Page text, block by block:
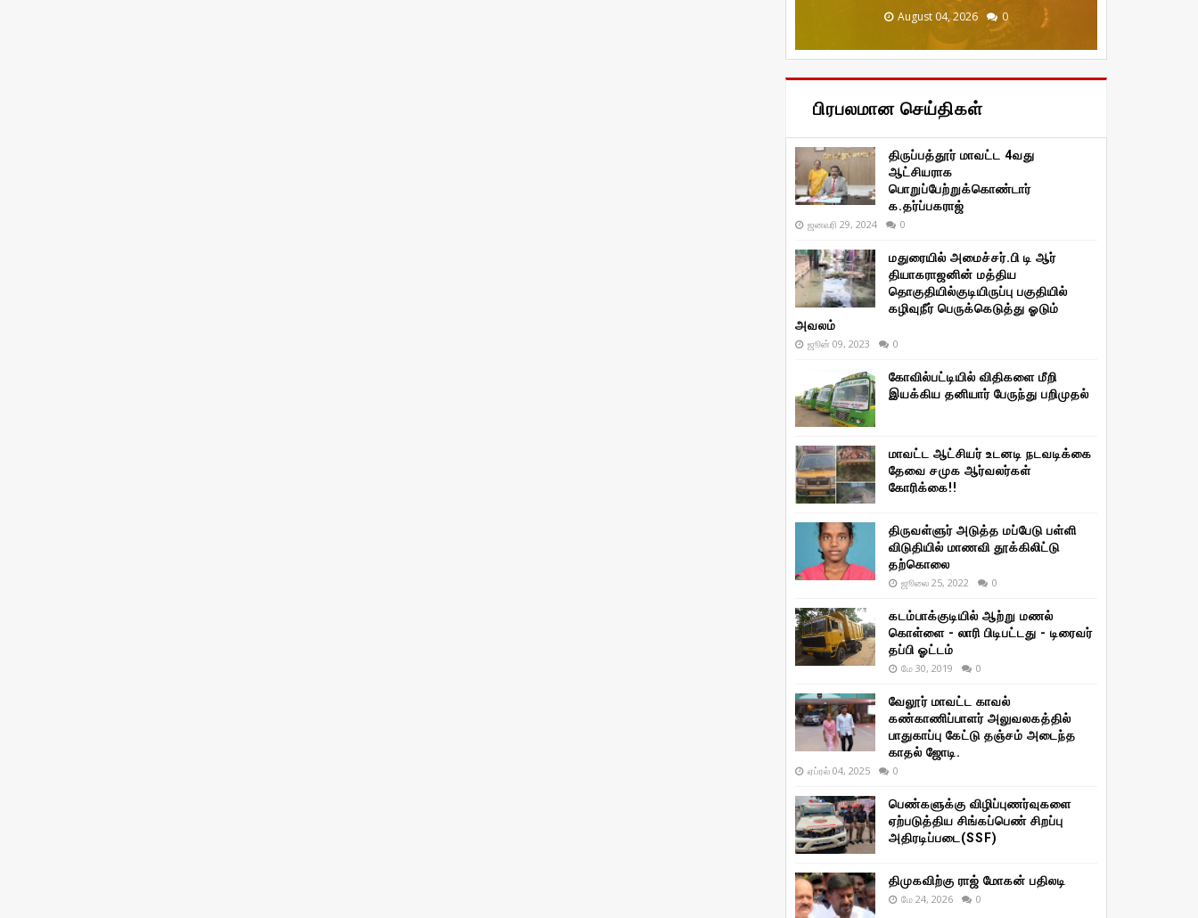
August 04, 2026 0
August 04, 2026 0
January 29, 2026 0
January 29, 2026 0
December 20, 2025
பிரபலமான செய்திகள்
திருப்பத்தூர் மாவட்ட 4வது
ஆட்சியராக
பொறுப்பேற்றுக்கொண்டார்
க.தர்ப்பகராஜ்
ஜனவரி 29, 2024 0
மதுரையில் அமைச்சர்.பி டி ஆர்
தியாகராஜனின் மத்திய
தொகுதியில்குடியிருப்பு பகுதியில்
கழிவுநீர் பெருக்கெடுத்து ஓடும்
அவலம்
ஜூன் 09, 2023 0
கோவில்பட்டியில் விதிகளை மீறி
இயக்கிய தனியார் பேருந்து பறிமுதல்
மாவட்ட ஆட்சியர் உடனடி நடவடிக்கை
தேவை சமுக ஆர்வலர்கள்
கோரிக்கை!!
திருவள்ளுர் அடுத்த மப்பேடு பள்ளி
விடுதியில் மாணவி தூக்கிலிட்டு
தற்கொலை
ஜூலை 25, 2022 0
கடம்பாக்குடியில் ஆற்று மணல்
கொள்ளை - லாரி பிடிபட்டது - டிரைவர்
தப்பி ஓட்டம்
மே 30, 2019 0
வேலூர் மாவட்ட காவல்
கண்காணிப்பாளர் அலுவலகத்தில்
பாதுகாப்பு கேட்டு தஞ்சம் அடைந்த
காதல் ஜோடி.
ஏப்ரல் 04, 2025 0
பெண்களுக்கு விழிப்புணர்வுகளை
ஏற்படுத்திய சிங்கப்பெண் சிறப்பு
அதிரடிப்படை(SSF)
திமுகவிற்கு ராஜ் மோகன் பதிலடி
மே 24, 2026 0